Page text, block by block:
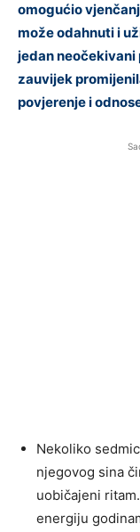
omogućio
može odahnuti i
jedan neočekivani
zauvijek
povjerenje i
Nekoliko
njegovog sina
uobičajeni
energiju